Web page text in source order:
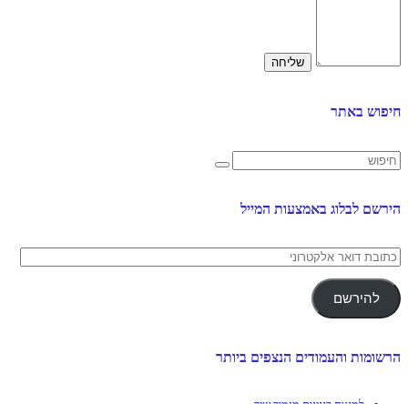
חיפוש באתר
הירשם לבלוג באמצעות המייל
כתובת
אלקטרוני
להירשם
הרשומות והעמודים הנצפים ביותר